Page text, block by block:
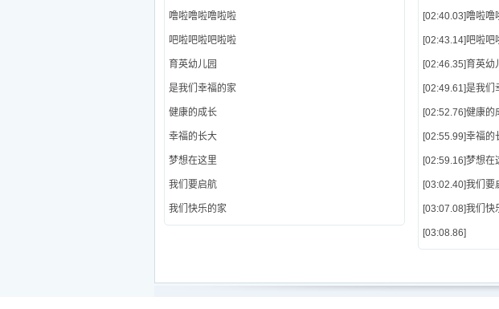
噜啦噜啦噜啦啦
吧啦吧啦吧啦啦
育英幼儿园
是我们幸福的家
健康的成长
幸福的长大
梦想在这里
我们要启航
我们快乐的家
[02:40.03]噜啦噜
[02:43.14]吧啦吧
[02:46.35]育英幼
[02:49.61]是我们
[02:52.76]健康的
[02:55.99]幸福的
[02:59.16]梦想在
[03:02.40]我们要
[03:07.08]我们快
[03:08.86]